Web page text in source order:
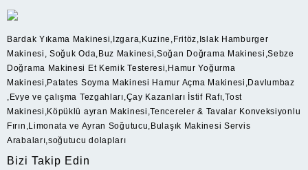
Bardak Yıkama Makinesi,Izgara,Kuzine,Fritöz,Islak Hamburger
Makinesi, Soğuk Oda,Buz Makinesi,Soğan Doğrama Makinesi,Sebze
Doğrama Makinesi Et Kemik Testeresi,Hamur Yoğurma
Makinesi,Patates Soyma Makinesi Hamur Açma Makinesi,Davlumbaz
,Evye ve çalışma Tezgahları,Çay Kazanları İstif Rafı,Tost
Makinesi,Köpüklü ayran Makinesi,Tencereler & Tavalar Konveksiyonlu
Fırın,Limonata ve Ayran Soğutucu,Bulaşık Makinesi Servis
Arabaları,soğutucu dolapları
Bizi Takip Edin